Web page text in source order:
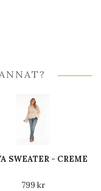
SWEATER - CREME
799 kr